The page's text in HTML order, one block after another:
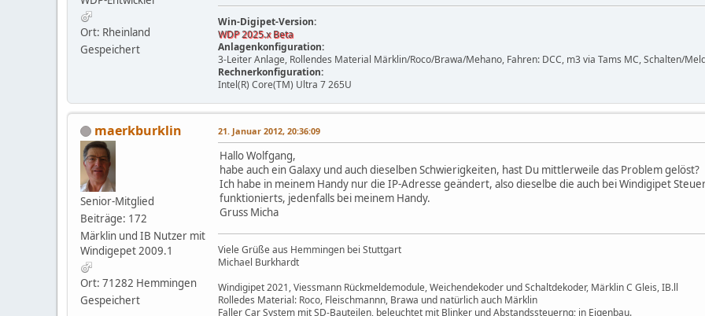
Ort: Rheinland
Gespeichert
Win-Digipet-Version:
WDP 2025.x Beta
Anlagenkonfiguration:
3-Leiter Anlage, Rollendes Material Märklin/Roco/Brawa/Mehano, Fahren: DCC, m3 via Tams MC, Schalten/
Rechnerkonfiguration:
Intel(R) Core(TM) Ultra 7 265U
maerkburklin
Senior-Mitglied
Beiträge: 172
Märklin und IB Nutzer mit
Windigepet 2009.1
Ort: 71282 Hemmingen
Gespeichert
21. Januar 2012, 20:36:09
Hallo Wolfgang,
habe auch ein Galaxy und auch dieselben Schwierigkeiten, hast Du mittlerweile das Problem gelöst?
Ich habe in meinem Handy nur die IP-Adresse geändert, also dieselbe die auch bei Windigipet
funktionierts, jedenfalls bei meinem Handy.
Gruss Micha
Viele Grüße aus Hemmingen bei Stuttgart
Michael Burkhardt
Windigipet 2021, Viessmann Rückmeldemodule, Weichendekoder und Schaltdekoder, Märklin C Gleis, IB.ll
Rolledes Material: Roco, Fleischmannn, Brawa und natürlich auch Märklin
Faller Car System mit SD-Bauteilen, beleuchtet mit Blinker und Abstandssteuerng; in Eigenbau.